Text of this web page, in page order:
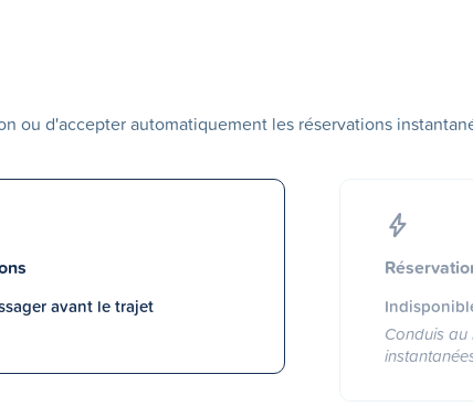
ou d'accepter automatiquement les réservations
avant le trajet
Conduis